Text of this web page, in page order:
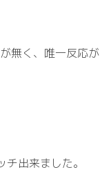
無く 、 唯一反応が
出来ました。